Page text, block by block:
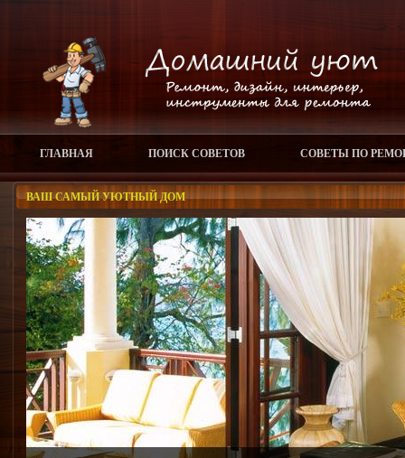
ГЛАВНАЯ ПОИСК СОВЕТОВ СОВЕТЫ ПО
ВАШ САМЫЙ УЮТНЫЙ ДОМ